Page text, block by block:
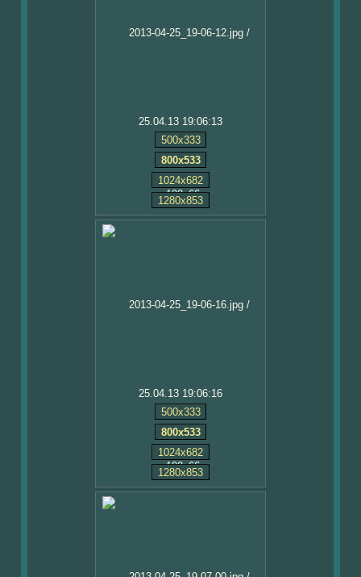
25.04.13 19:06:13
500x333
800x533
1024x682
1280x853
25.04.13 19:06:16
500x333
800x533
1024x682
1280x853